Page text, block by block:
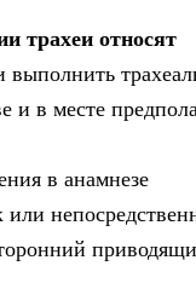
трахеи относят
в месте
в анамнезе